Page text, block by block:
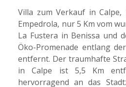
Villa zum Verkauf in
Empedrola, nur 5 Km vom
La Fustera in Benissa und
Öko-Promenade entlang
entfernt. Der traumhafte
in Calpe ist 5,5 Km
hervorragend an das